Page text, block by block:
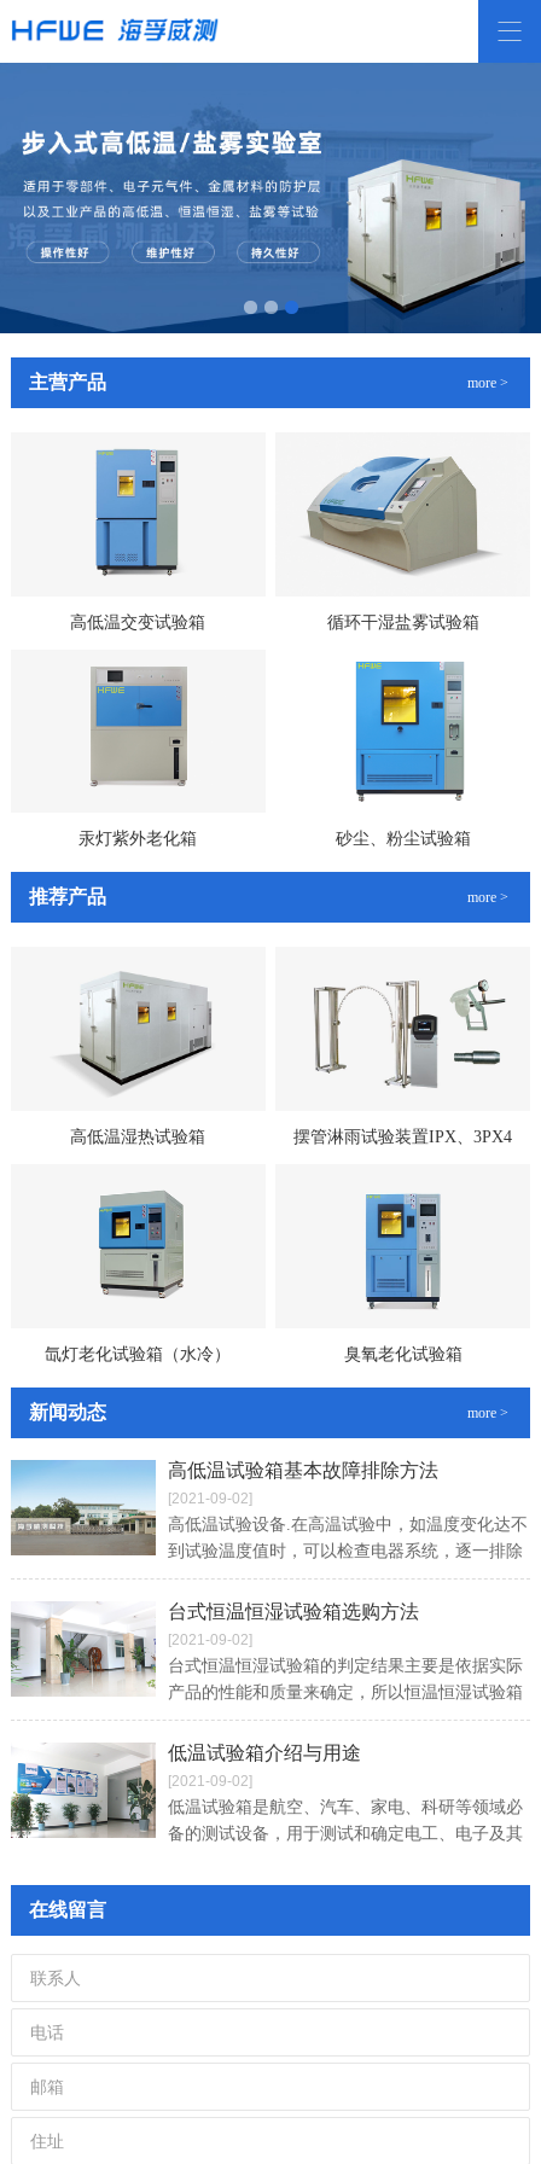
主营产品 more >
高低温交变试验箱 循环干湿盐雾试验箱
汞灯紫外老化箱 砂尘、粉尘试验箱
推荐产品 more >
高低温湿热试验箱 摆管淋雨试验装置IPX、3PX4
氙灯老化试验箱（水冷） 臭氧老化试验箱
新闻动态 more >
高低温试验箱基本故障排除方法
[2021-09-02]
高低温试验设备.在高温试验中，如温度变化达不
到试验温度值时，可以检查电器系统，逐一排除
故障。如温度升得很慢，就要查看风循环系统，
看一下风循环的调节挡板是否开启正常
台式恒温恒湿试验箱选购方法
[2021-09-02]
台式恒温恒湿试验箱的判定结果主要是依据实际
产品的性能和质量来确定，所以恒温恒湿试验箱
在实际生产中的判定结果是否正确，是保证产品
质量和确认其性能的关键。
低温试验箱介绍与用途
[2021-09-02]
低温试验箱是航空、汽车、家电、科研等领域必
备的测试设备，用于测试和确定电工、电子及其
度环境变化后的参数及性能，低温范围从0度
GB/T2423.2-2008低温试验标准。
在线留言